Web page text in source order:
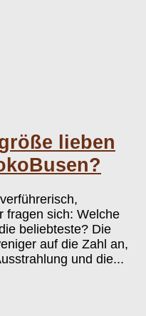
lieben
fragen sich: Welche
beliebteste? Die
auf die Zahl an,
und die...